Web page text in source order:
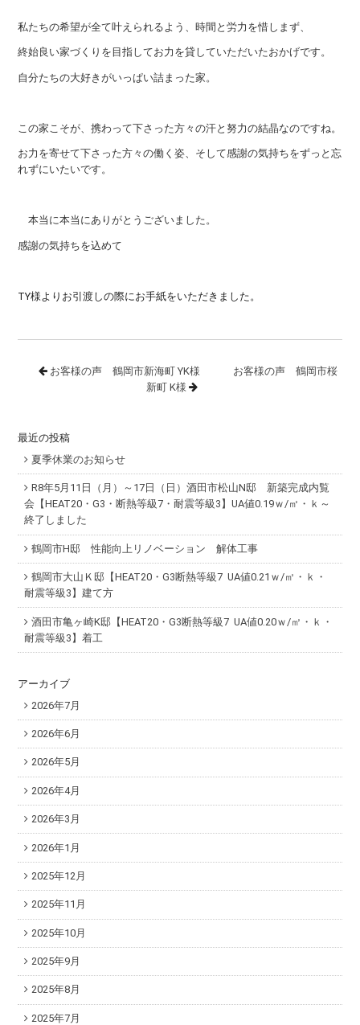
私たちの希望が全て叶えられるよう、時間と労力を惜しまず、
終始良い家づくりを目指してお力を貸していただいたおかげです。
自分たちの大好きがいっぱい詰まった家。
この家こそが、携わって下さった方々の汗と努力の結晶なのですね。
お力を寄せて下さった方々の働く姿、そして感謝の気持ちをずっと忘
れずにいたいです。
本当に本当にありがとうございました。
感謝の気持ちを込めて
TY様よりお引渡しの際にお手紙をいただきました。
お客様の声 鶴岡市新海町 YK様
お客様の声 鶴岡市桜
新町 K様
最近の投稿
夏季休業のお知らせ
R8年5月11日（月）～17日（日）酒田市松山N邸 新築完成内覧
会【HEAT20・G3・断熱等級7・耐震等級3】UA値0.19ｗ/㎡・ｋ～
終了しました
鶴岡市H邸 性能向上リノベーション 解体工事
鶴岡市大山Ｋ邸【HEAT20・G3断熱等級7 UA値0.21ｗ/㎡・ｋ・
耐震等級3】建て方
酒田市亀ヶ崎K邸【HEAT20・G3断熱等級7 UA値0.20ｗ/㎡・ｋ・
耐震等級3】着工
アーカイブ
2026年7月
2026年6月
2026年5月
2026年4月
2026年3月
2026年1月
2025年12月
2025年11月
2025年10月
2025年9月
2025年8月
2025年7月